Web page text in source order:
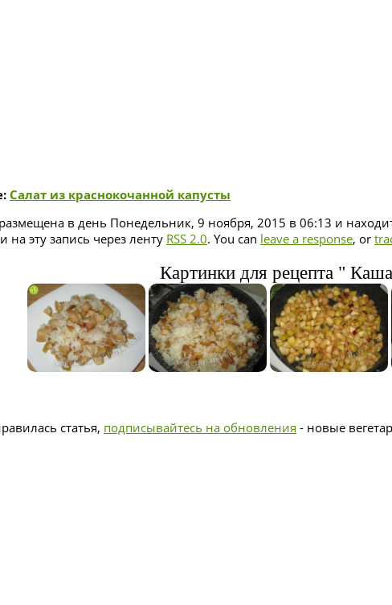
Салат из краснокочанной капусты
в день Понедельник, 9 ноября, 2015 в 06:13 и
эту запись через ленту RSS 2.0. You can leave a response, or
Картинки для рецепта "
статья, подписывайтесь на обновления - новые